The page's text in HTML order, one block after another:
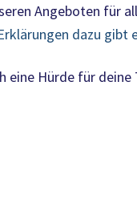
Angeboten für
dazu gibt
Hürde für